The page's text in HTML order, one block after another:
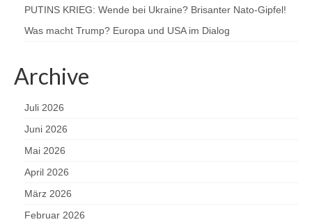
PUTINS KRIEG: Wende bei Ukraine? Brisanter Nato-Gipfel!
Was macht Trump? Europa und USA im Dialog
Archive
Juli 2026
Juni 2026
Mai 2026
April 2026
März 2026
Februar 2026